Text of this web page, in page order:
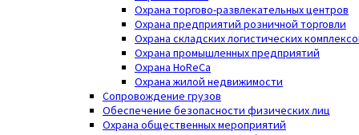
Охрана торгово-развлекательных центров
Охрана предприятий розничной торговли
Охрана складских логистических
Охрана промышленных предприятий
Охрана HoReCa
Охрана жилой недвижимости
Сопровождение грузов
Обеспечение безопасности физических лиц
Охрана общественных мероприятий